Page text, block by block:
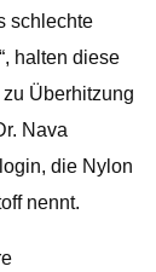
schlechte
halten diese
Überhitzung
Nava
die Nylon
nennt.